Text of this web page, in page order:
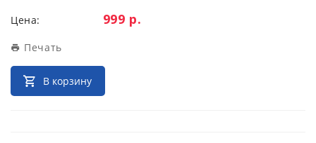
Цена: Цена:
999 р.
Печать
В корзину